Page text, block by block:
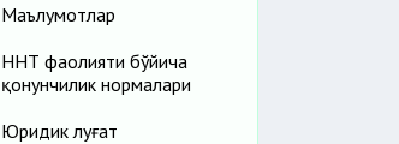
Маълумотлар
ННТ фаолияти бўйича
қонунчилик нормалари
Юридик луғат